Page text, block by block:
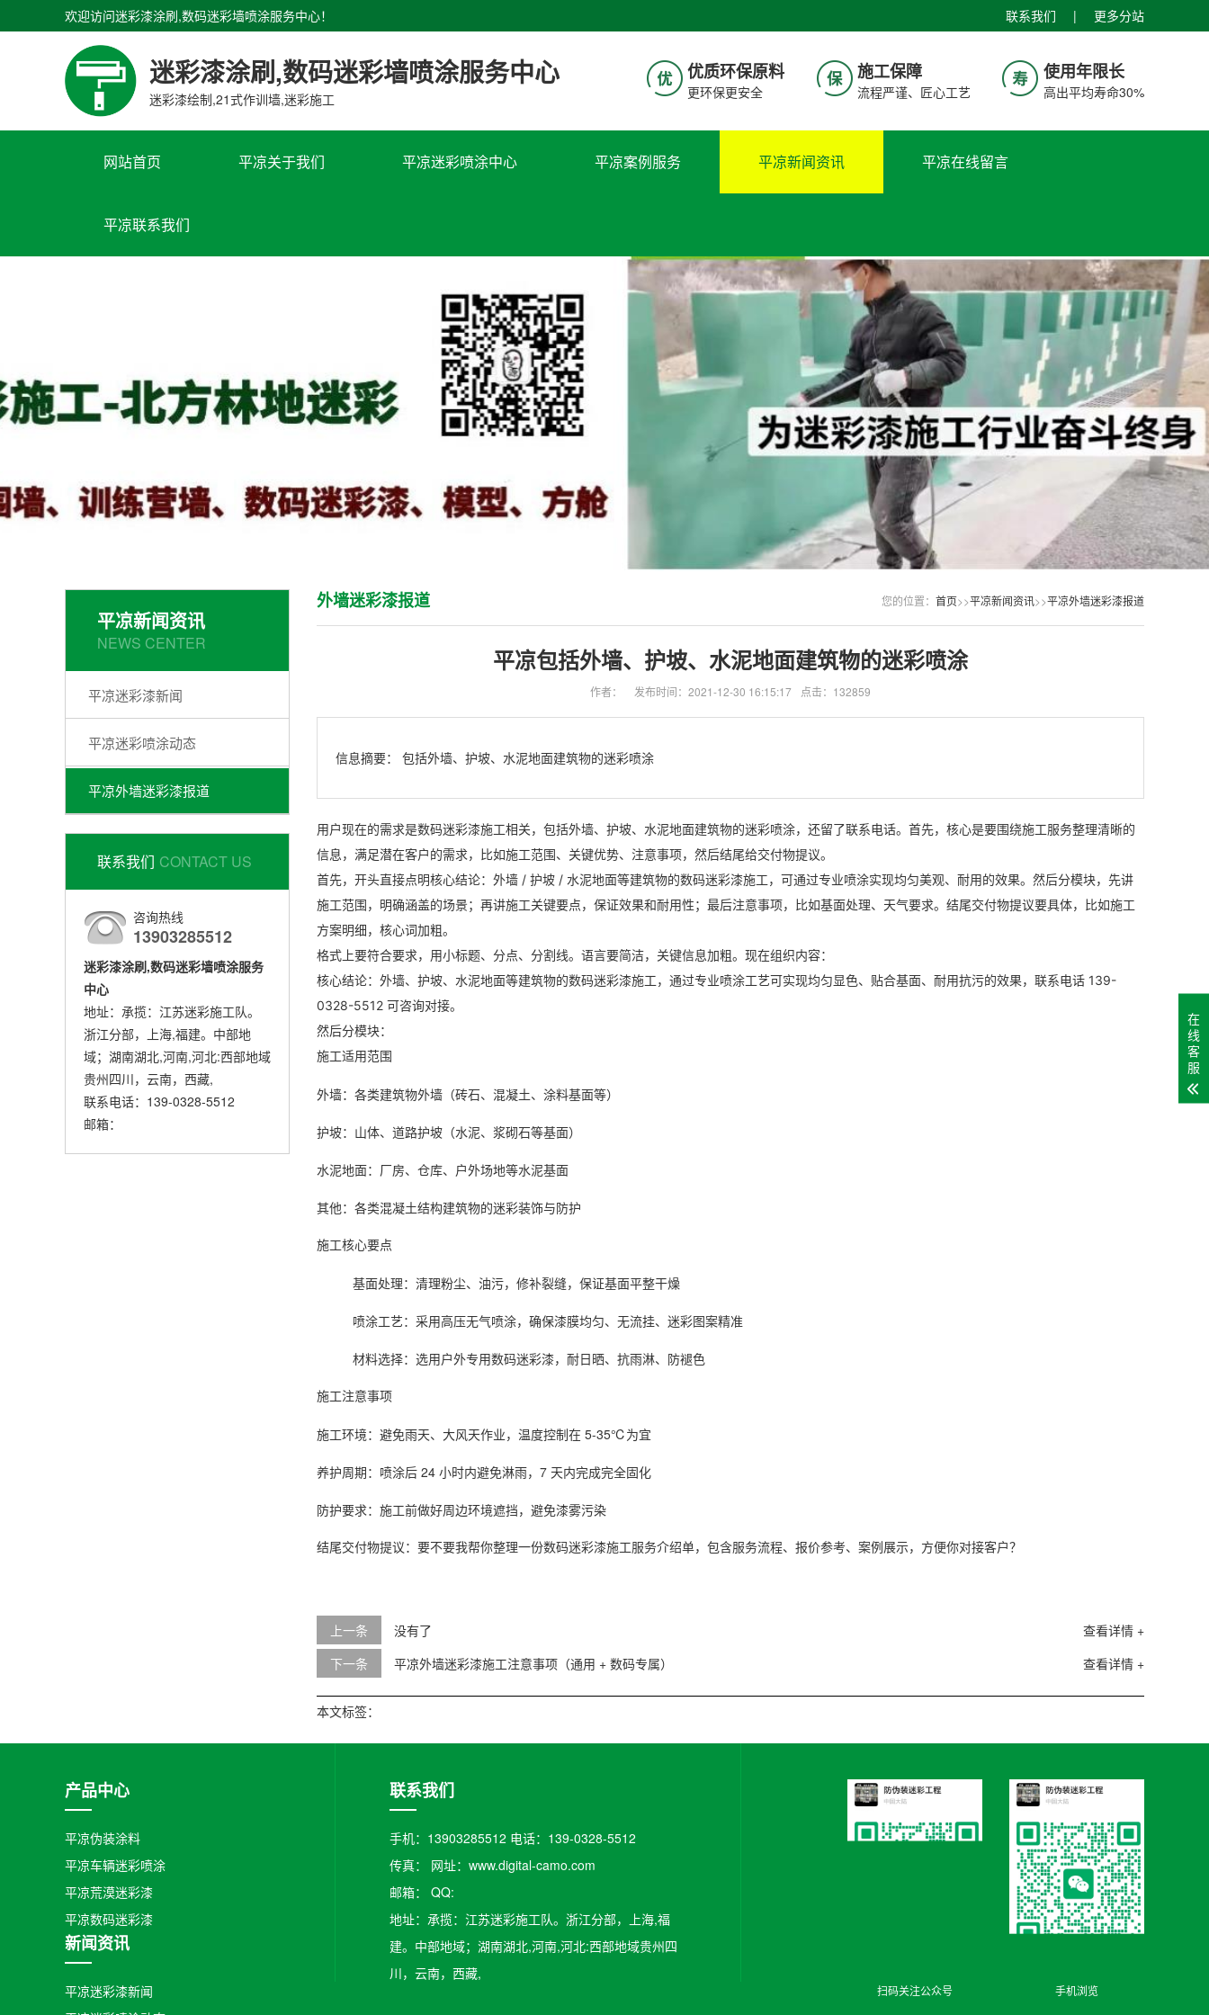
联系我们 | 更多分站
欢迎访问迷彩漆涂刷,数码迷彩墙喷涂服务中心！
迷彩漆涂刷,数码迷彩墙喷涂服务中心
迷彩漆绘制,21式作训墙,迷彩施工
优质环保原料​​​
更环保更安全​​
施工保障
流程严谨、匠心工艺
使用年限长
高出平均寿命30%
网站首页 平凉关于我们 平凉迷彩喷涂中心 平凉案例服务 平凉新闻资讯 平凉在线留言
平凉联系我们
平凉新闻资讯
NEWS CENTER
平凉迷彩漆新闻
平凉迷彩喷涂动态
平凉外墙迷彩漆报道
联系我们 CONTACT US
咨询热线
13903285512
迷彩漆涂刷,数码迷彩墙喷涂服务
中心
地址：承揽：江苏迷彩施工队。
浙江分部，上海,福建。中部地
域；湖南湖北,河南,河北:西部地域
贵州四川，云南，西藏,
联系电话：139-0328-5512
邮箱：
您的位置： 首页>>平凉新闻资讯>>平凉外墙迷彩漆报道
外墙迷彩漆报道
平凉​包括外墙、护坡、水泥地面建筑物的迷彩喷涂
作者： 发布时间：2021-12-30 16:15:17 点击：132859
信息摘要： 包括外墙、护坡、水泥地面建筑物的迷彩喷涂
用户现在的需求是数码迷彩漆施工相关，包括外墙、护坡、水泥地面建筑物的迷彩喷涂，还留了联系电话。首先，核心是要围绕施工服务整理清晰的
信息，满足潜在客户的需求，比如施工范围、关键优势、注意事项，然后结尾给交付物提议。
首先，开头直接点明核心结论：外墙 / 护坡 / 水泥地面等建筑物的数码迷彩漆施工，可通过专业喷涂实现均匀美观、耐用的效果。然后分模块，先讲
施工范围，明确涵盖的场景；再讲施工关键要点，保证效果和耐用性；最后注意事项，比如基面处理、天气要求。结尾交付物提议要具体，比如施工
方案明细，核心词加粗。
格式上要符合要求，用小标题、分点、分割线。语言要简洁，关键信息加粗。现在组织内容：
核心结论：外墙、护坡、水泥地面等建筑物的数码迷彩漆施工，通过专业喷涂工艺可实现均匀显色、贴合基面、耐用抗污的效果，联系电话 139-
0328-5512 可咨询对接。
然后分模块：
施工适用范围
外墙：各类建筑物外墙（砖石、混凝土、涂料基面等）
护坡：山体、道路护坡（水泥、浆砌石等基面）
水泥地面：厂房、仓库、户外场地等水泥基面
其他：各类混凝土结构建筑物的迷彩装饰与防护
施工核心要点
基面处理：清理粉尘、油污，修补裂缝，保证基面平整干燥
喷涂工艺：采用高压无气喷涂，确保漆膜均匀、无流挂、迷彩图案精准
材料选择：选用户外专用数码迷彩漆，耐日晒、抗雨淋、防褪色
施工注意事项
施工环境：避免雨天、大风天作业，温度控制在 5-35℃为宜
养护周期：喷涂后 24 小时内避免淋雨，7 天内完成完全固化
防护要求：施工前做好周边环境遮挡，避免漆雾污染
结尾交付物提议：要不要我帮你整理一份数码迷彩漆施工服务介绍单，包含服务流程、报价参考、案例展示，方便你对接客户？
上一条 查看详情 +
没有了
下一条
查看详情 +
平凉外墙迷彩漆施工注意事项（通用 + 数码专属）
本文标签：
产品中心
平凉伪装涂料
平凉车辆迷彩喷涂
平凉荒漠迷彩漆
平凉数码迷彩漆
新闻资讯
平凉迷彩漆新闻
联系我们
手机：13903285512 电话：139-0328-5512
传真： 网址：www.digital-camo.com
邮箱：​ QQ:
地址：承揽：江苏迷彩施工队。浙江分部，上海,福
建。中部地域；湖南湖北,河南,河北:西部地域贵州四
川，云南，西藏,
手机浏览
扫码关注公众号
在
线
客
服